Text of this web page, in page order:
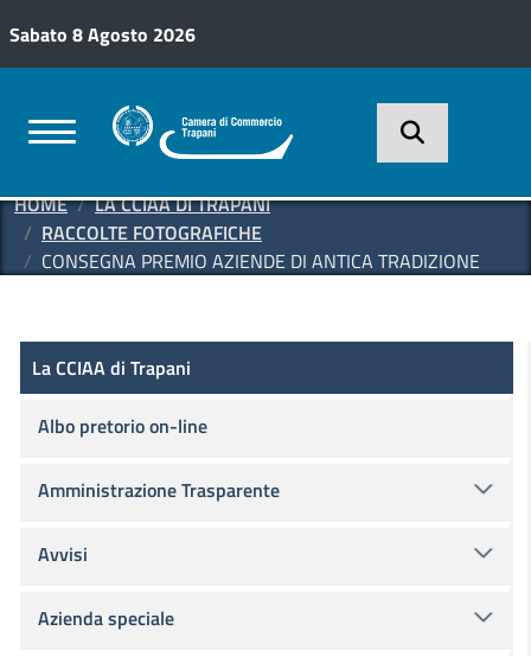
Sabato 8 Agosto 2026
HOME
LA CCIAA DI TRAPANI
RACCOLTE FOTOGRAFICHE
CONSEGNA PREMIO AZIENDE DI ANTICA TRADIZIONE
La CCIAA di Trapani
La CCIAA di Trapani
Albo pretorio on-line
Amministrazione Trasparente
Avvisi
Azienda speciale